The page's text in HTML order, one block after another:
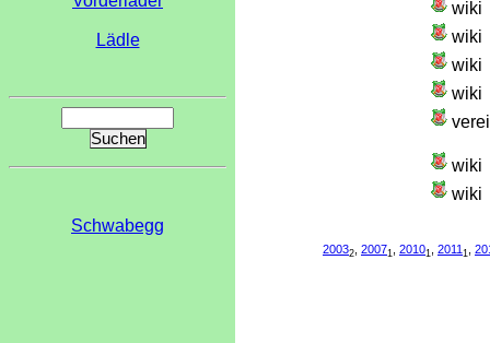
Lädle
Schwabegg
wiki
wiki
wiki
wiki
wiki
wiki
20032 20071 20101 2011 1